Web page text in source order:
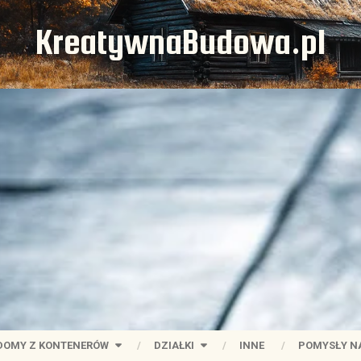
KreatywnaBudowa.pl
Z KONTENERÓW DZIAŁKI INNE POMYSŁY